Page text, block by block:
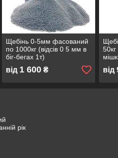
Щебінь 0-5мм фасований
по 1000кг (відсів 0 5 мм в
біг-бегах 1т)
від 1 600₴ від
рік